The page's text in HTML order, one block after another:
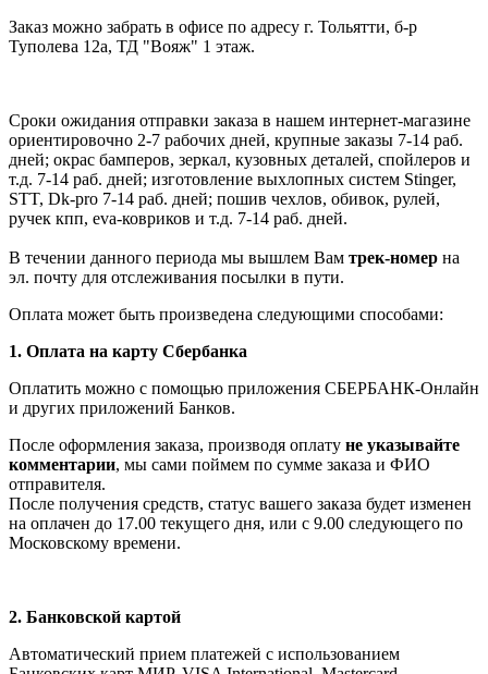
Заказ можно забрать в офисе по адресу г. Тольятти, б-р
Туполева 12а, ТД "Вояж" 1 этаж.
Сроки ожидания отправки заказа в нашем интернет-магазине
ориентировочно 2-7 рабочих дней, крупные заказы 7-14 раб.
дней; окрас бамперов, зеркал, кузовных деталей, спойлеров и
т.д. 7-14 раб. дней; изготовление выхлопных систем Stinger,
STT, Dk-pro 7-14 раб. дней; пошив чехлов, обивок, рулей,
ручек кпп, eva-ковриков и т.д. 7-14 раб. дней.
В течении данного периода мы вышлем Вам трек-номер на
эл. почту для отслеживания посылки в пути.
Оплата может быть произведена следующими способами:
1. Оплата на карту Сбербанка
Оплатить можно с помощью приложения СБЕРБАНК-Онлайн
и других приложений Банков.
После оформления заказа, производя оплату не указывайте
комментарии, мы сами поймем по сумме заказа и ФИО
отправителя.
После получения средств, статус вашего заказа будет изменен
на оплачен до 17.00 текущего дня, или с 9.00 следующего по
Московскому времени.
2. Банковской картой
Автоматический прием платежей с использованием